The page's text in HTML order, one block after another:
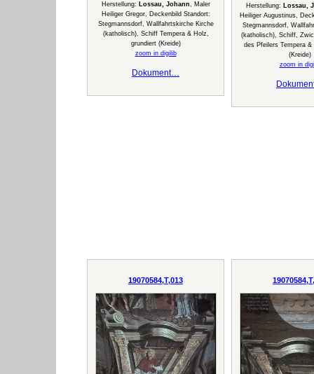
Herstellung: Lossau, Johann, Maler
Heiliger Gregor, Deckenbild Standort:
Stegmannsdorf, Wallfahrtskirche Kirche
(katholisch), Schiff Tempera & Holz,
grundiert (Kreide)
zoom in digilib
Dokument…
Herstellung: Lossau,
Heiliger Augustinus,
Stegmannsdorf,
(katholisch), Schiff,
des Pfeilers Tempera &
(Kreide)
zoom in
19070584,T,013